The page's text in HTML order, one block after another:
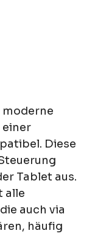
moderne
einer
Diese
Tablet aus.
alle
auch via
häufig